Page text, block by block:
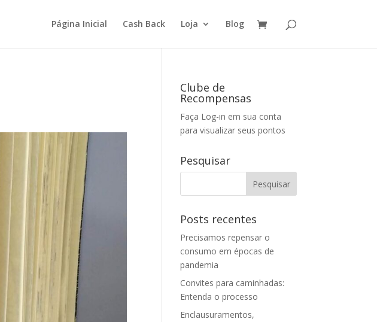
Página Inicial Cash Back Loja Blog
Clube de
Recompensas
Faça Log-in em sua conta
para visualizar seus pontos
Pesquisar
Posts recentes
Precisamos repensar o
consumo em épocas de
pandemia
Convites para caminhadas:
Entenda o processo
Enclausuramentos,